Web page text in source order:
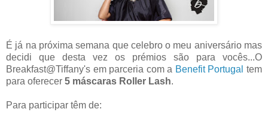
É já na próxima semana que celebro o meu aniversário mas
decidi que desta vez os prémios são para vocês...O
Breakfast@Tiffany's em parceria com a Benefit Portugaltem
para oferecer 5 máscaras Roller Lash.
Para participar têm de: